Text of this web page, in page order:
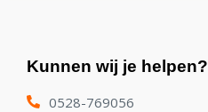
Kunnen wij je helpen?
0528-769056